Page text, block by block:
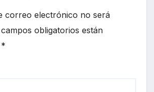
correo electrónico no será
obligatorios están
*